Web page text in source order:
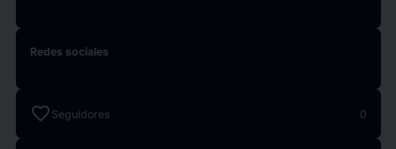
Redes sociales
favorite Seguidores 0